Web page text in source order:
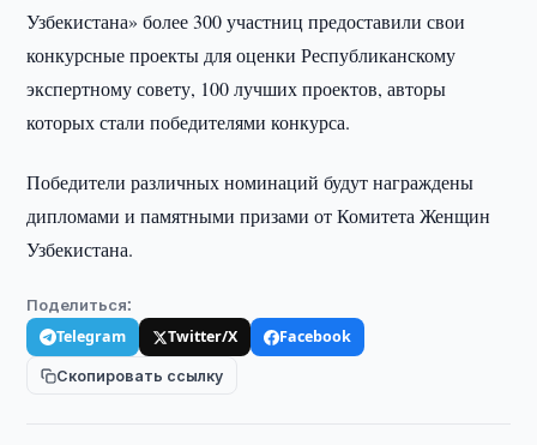
Узбекистана» более 300 участниц предоставили свои
конкурсные проекты для оценки Республиканскому
экспертному совету, 100 лучших проектов, авторы
которых стали победителями конкурса.
Победители различных номинаций будут награждены
дипломами и памятными призами от Комитета Женщин
Узбекистана.
Поделиться:
Telegram Twitter/X
Facebook
Скопировать ссылку